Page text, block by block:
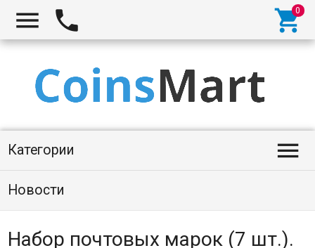
  
Категории 
Новости
Набор почтовых марок (7 шт.).